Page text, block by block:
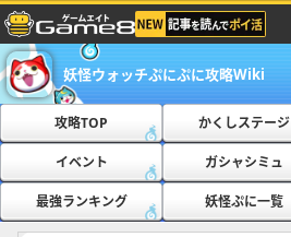
妖怪ウォッチぷにぷに攻略Wiki
攻略TOP かくしステージ
イベント ガシャシミュ
最強ランキング 妖怪ぷに一覧